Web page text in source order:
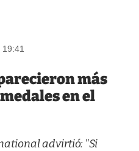
más
en el
advirtió: "Si